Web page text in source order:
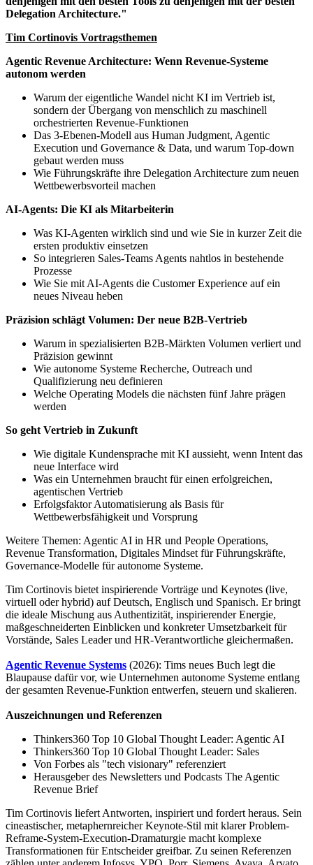
Delegation Architecture."
Tim Cortinovis Vortragsthemen
Agentic Revenue Architecture: Wenn Revenue-Systeme
autonom werden
Warum der eigentliche Wandel nicht KI im Vertrieb ist,
sondern der Übergang von menschlich zu maschinell
orchestrierten Revenue-Funktionen
Das 3-Ebenen-Modell aus Human Judgment, Agentic
Execution und Governance & Data, und warum Top-down
gebaut werden muss
Wie Führungskräfte ihre Delegation Architecture zum neuen
Wettbewerbsvorteil machen
AI-Agents: Die KI als Mitarbeiterin
Was KI-Agenten wirklich sind und wie Sie in kurzer Zeit die
ersten produktiv einsetzen
So integrieren Sales-Teams Agents nahtlos in bestehende
Prozesse
Wie Sie mit AI-Agents die Customer Experience auf ein
neues Niveau heben
Präzision schlägt Volumen: Der neue B2B-Vertrieb
Warum in spezialisierten B2B-Märkten Volumen verliert und
Präzision gewinnt
Wie autonome Systeme Recherche, Outreach und
Qualifizierung neu definieren
Welche Operating Models die nächsten fünf Jahre prägen
werden
So geht Vertrieb in Zukunft
Wie digitale Kundensprache mit KI aussieht, wenn Intent das
neue Interface wird
Was ein Unternehmen braucht für einen erfolgreichen,
agentischen Vertrieb
Erfolgsfaktor Automatisierung als Basis für
Wettbewerbsfähigkeit und Vorsprung
Weitere Themen: Agentic AI in HR und People Operations,
Revenue Transformation, Digitales Mindset für Führungskräfte,
Governance-Modelle für autonome Systeme.
Tim Cortinovis bietet inspirierende Vorträge und Keynotes (live,
virtuell oder hybrid) auf Deutsch, Englisch und Spanisch. Er bringt
die ideale Mischung aus Authentizität, inspirierender Energie,
maßgeschneiderten Einblicken und konkreter Umsetzbarkeit für
Vorstände, Sales Leader und HR-Verantwortliche gleichermaßen.
Agentic Revenue Systems (2026): Tims neues Buch legt die
Blaupause dafür vor, wie Unternehmen autonome Systeme entlang
der gesamten Revenue-Funktion entwerfen, steuern und skalieren.
Auszeichnungen und Referenzen
Thinkers360 Top 10 Global Thought Leader: Agentic AI
Thinkers360 Top 10 Global Thought Leader: Sales
Von Forbes als "tech visionary" referenziert
Herausgeber des Newsletters und Podcasts The Agentic
Revenue Brief
Tim Cortinovis liefert Antworten, inspiriert und fordert heraus. Sein
cineastischer, metaphernreicher Keynote-Stil mit klarer Problem-
Reframe-System-Execution-Dramaturgie macht komplexe
Transformationen für Entscheider greifbar. Zu seinen Referenzen